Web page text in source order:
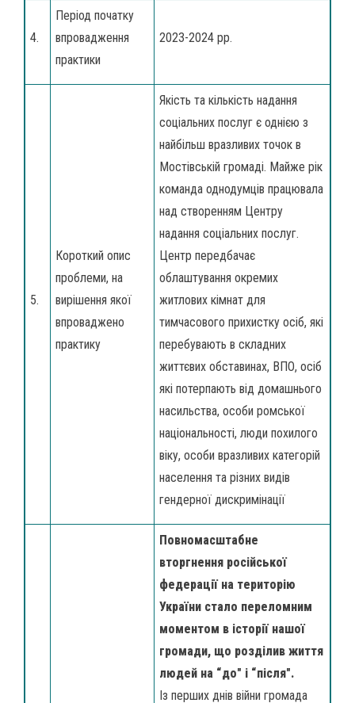
4.
Період початку
впровадження
практики
2023-2024 рр.
5.
Короткий опис
проблеми, на
вирішення якої
впроваджено
практику
Якість та кількість надання
соціальних послуг є однією з
найбільш вразливих точок в
Мостівській громаді. Майже рік
команда однодумців працювала
над створенням Центру
надання соціальних послуг.
Центр передбачає
облаштування окремих
житлових кімнат для
тимчасового прихистку осіб, які
перебувають в складних
життєвих обставинах, ВПО, осіб
які потерпають від домашнього
насильства, особи ромської
національності, люди похилого
віку, особи вразливих категорій
населення та різних видів
гендерної дискримінації
Повномасштабне
вторгнення російської
федерації на територію
України стало переломним
моментом в історії нашої
громади, що розділив життя
людей на “до" і “після".
Із перших днів війни громада